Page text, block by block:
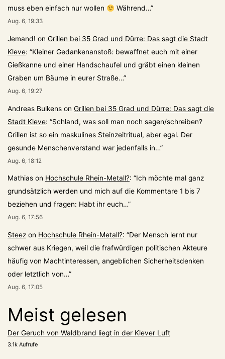
muss eben einfach nur wollen
Während…”
Aug. 6, 19:33
Jemand! on Grillen bei 35 Grad und Dürre: Das sagt die Stadt
Kleve: “Kleiner Gedankenanstoß: bewaffnet euch mit einer
Gießkanne und einer Handschaufel und gräbt einen kleinen
Graben um Bäume in eurer Straße…”
Aug. 6, 19:27
Andreas Bulkens on Grillen bei 35 Grad und Dürre: Das sagt die
Stadt Kleve: “Schland, was soll man noch sagen/schreiben?
Grillen ist so ein maskulines Steinzeitritual, aber egal. Der
gesunde Menschenverstand war jedenfalls in…”
Aug. 6, 18:12
Mathias on Hochschule Rhein-Metall?: “Ich möchte mal ganz
grundsätzlich werden und mich auf die Kommentare 1 bis 7
beziehen und fragen: Habt ihr euch…”
Aug. 6, 17:56
Steez on Hochschule Rhein-Metall?: “Der Mensch lernt nur
schwer aus Kriegen, weil die frafwürdigen politischen Akteure
häufig von Machtinteressen, angeblichen Sicherheitsdenken
oder letztlich von…”
Aug. 6, 17:05
Meist gelesen
Der Geruch von Waldbrand liegt in der Klever Luft
3.1k Aufrufe